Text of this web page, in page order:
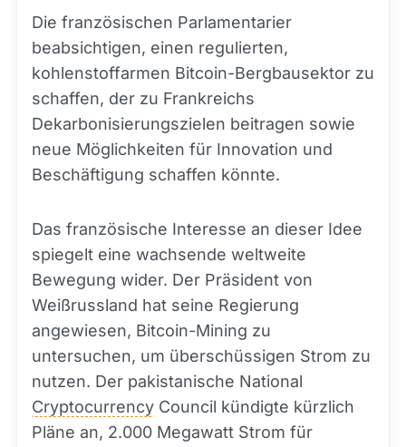
Die französischen Parlamentarier
beabsichtigen, einen regulierten,
kohlenstoffarmen Bitcoin-Bergbausektor zu
schaffen, der zu Frankreichs
Dekarbonisierungszielen beitragen sowie
neue Möglichkeiten für Innovation und
Beschäftigung schaffen könnte.
Das französische Interesse an dieser Idee
spiegelt eine wachsende weltweite
Bewegung wider. Der Präsident von
Weißrussland hat seine Regierung
angewiesen, Bitcoin-Mining zu
untersuchen, um überschüssigen Strom zu
nutzen. Der pakistanische National
Cryptocurrency Council kündigte kürzlich
Pläne an, 2.000 Megawatt Strom für